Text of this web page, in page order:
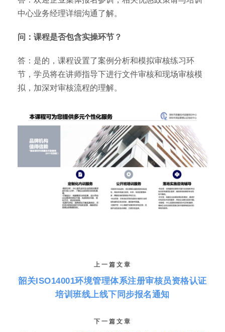
中心业务经理详细沟通了解。
问：课程是否包含实操环节？
答：是的，课程设置了案例分析和模拟审核练习环
节，学员将在讲师指导下进行文件审核和现场审核模
拟，加深对审核流程的理解。
上一篇文章
韶关ISO14001环境管理体系注册审核员资格认证
培训班线上线下同步报名通知
下一篇文章